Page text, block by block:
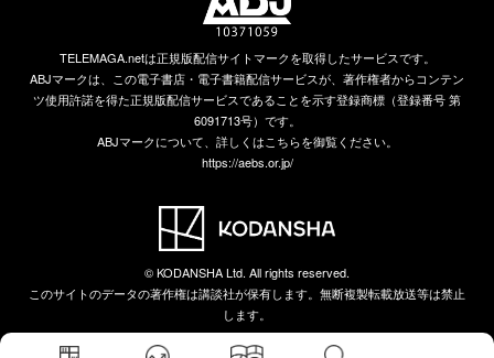
TELEMAGA.netは正規版配信サイトマークを取得したサービスです。
ABJマークは、この電子書店・電子書籍配信サービスが、著作権者からコンテン
ツ使用許諾を得た正規版配信サービスであることを示す登録商標（登録番号 第
6091713号）です。
ABJマークについて、詳しくはこちらを御覧ください。
https://aebs.or.jp/
© KODANSHA Ltd. All rights reserved.
このサイトのデータの著作権は講談社が保有します。無断複製転載放送等は禁止
します。